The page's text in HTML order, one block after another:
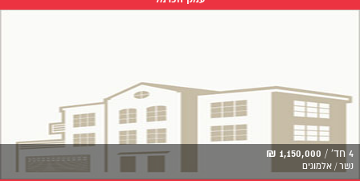
4 חד' / 1,150,000 ₪
נשר / אלמוגים